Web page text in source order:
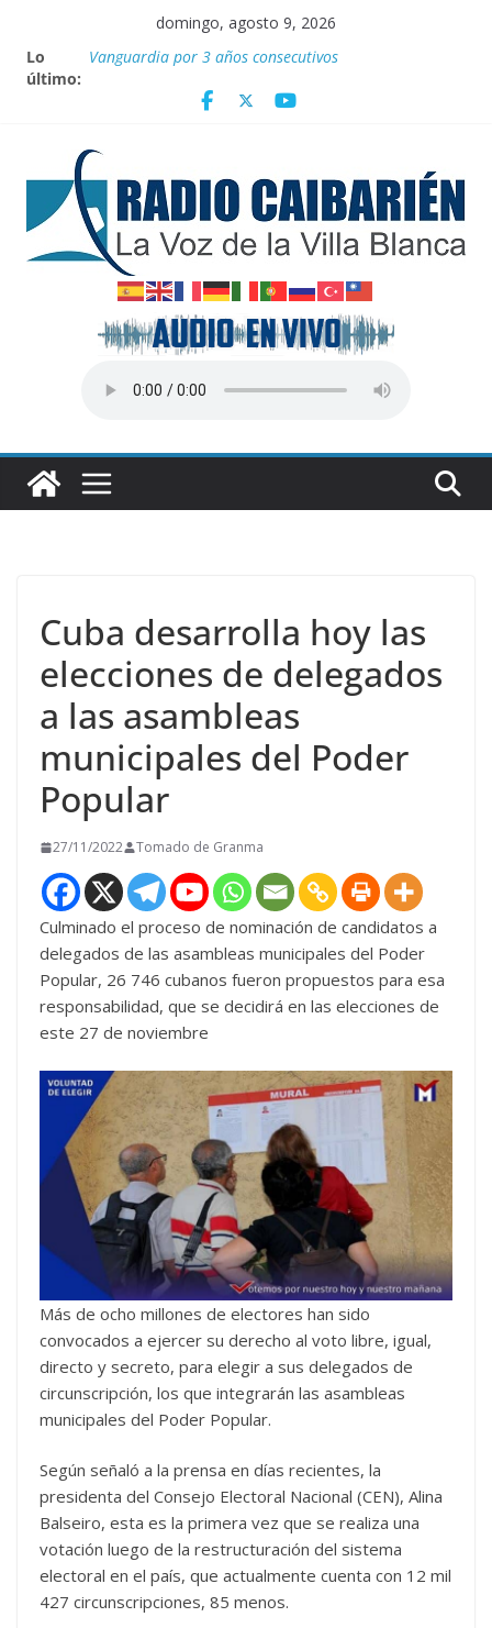
contenido
domingo, agosto 9, 2026
Lo
último:
Por el pedraplén en cita con la historia
Nuevos beneficios fiscales para impulsar las energías
Cuba desarrolla hoy las
elecciones de delegados
a las asambleas
municipales del Poder
Popular
27/11/2022 Tomado de Granma
Culminado el proceso de nominación de candidatos a
delegados de las asambleas municipales del Poder
Popular, 26 746 cubanos fueron propuestos para esa
responsabilidad, que se decidirá en las elecciones de
este 27 de noviembre
Más de ocho millones de electores han sido
convocados a ejercer su derecho al voto libre, igual,
directo y secreto, para elegir a sus delegados de
circunscripción, los que integrarán las asambleas
municipales del Poder Popular.
Según señaló a la prensa en días recientes, la
presidenta del Consejo Electoral Nacional (CEN), Alina
Balseiro, esta es la primera vez que se realiza una
votación luego de la restructuración del sistema
electoral en el país, que actualmente cuenta con 12 mil
427 circunscripciones, 85 menos.